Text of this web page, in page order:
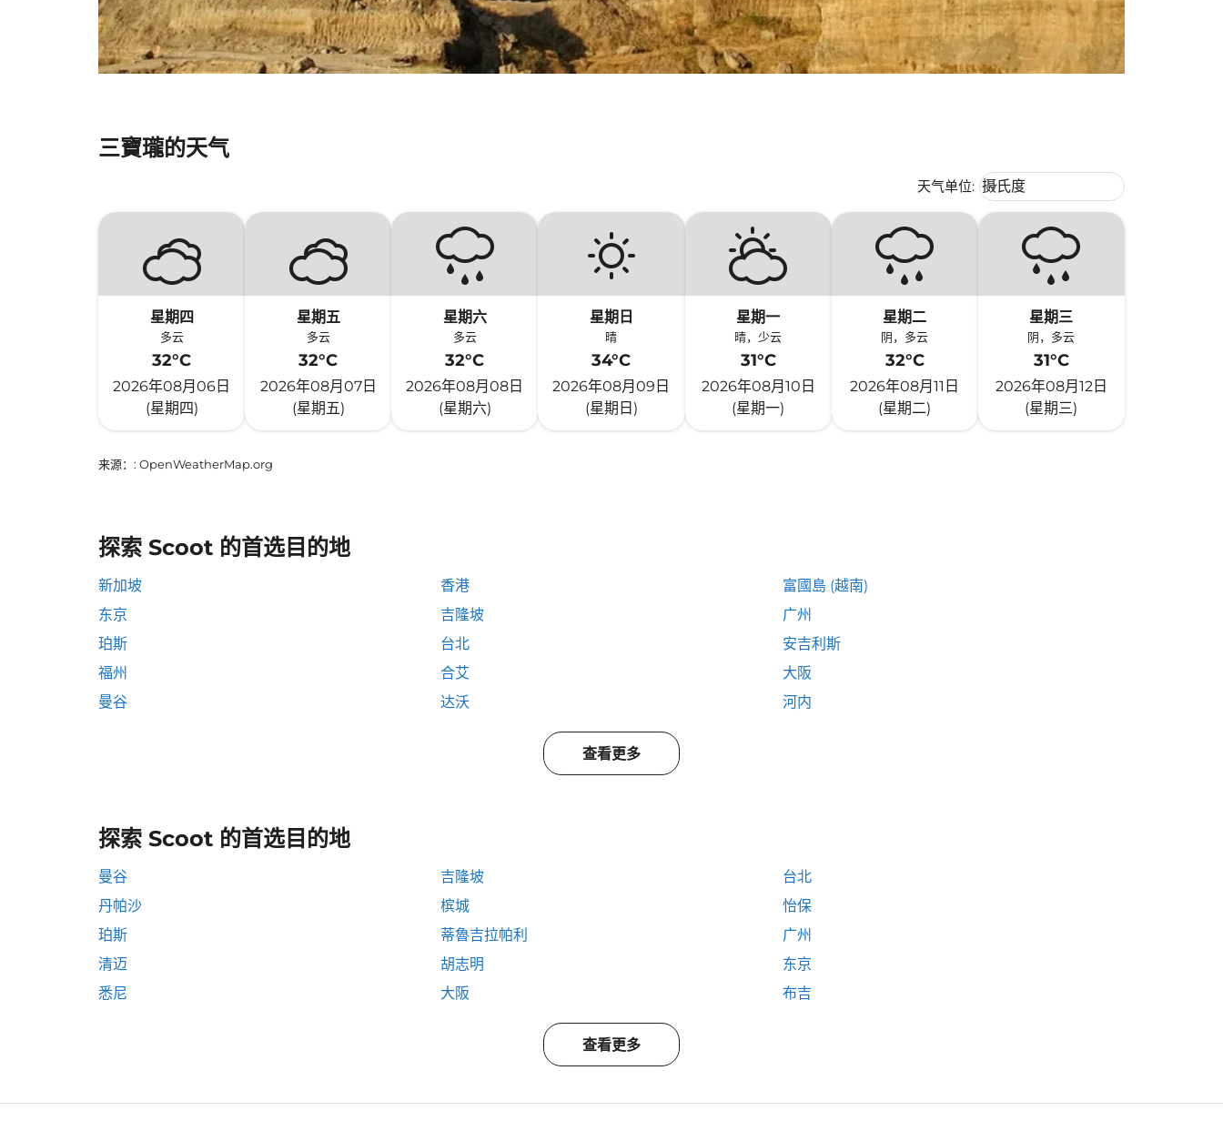
三寶瓏的天气
天气单位: Weather unit option 摄氏度
摄氏度
keyboard_arrow_down
星期四
多云
32°C
2026年08月06日
(星期四)
星期五
多云
32°C
2026年08月07日
(星期五)
星期六
多云
32°C
2026年08月08日
(星期六)
星期日
晴
34°C
2026年08月09日
(星期日)
星期一
晴，少云
31°C
2026年08月10日
(星期一)
星期二
阴，多云
32°C
2026年08月11日
(星期二)
星期三
阴，多云
31°C
2026年08月12日
(星期三)
来源： : OpenWeatherMap.org
探索 Scoot 的首选目的地
新加坡 香港
富國島 (越南)
东京
吉隆坡
广州
珀斯
台北
安吉利斯
福州
合艾
大阪
曼谷
达沃 河内
查看更多
探索 Scoot 的首选目的地
曼谷 吉隆坡
台北
丹帕沙
槟城
怡保
珀斯
蒂魯吉拉帕利
广州
清迈
胡志明
东京
悉尼
大阪 布吉
查看更多